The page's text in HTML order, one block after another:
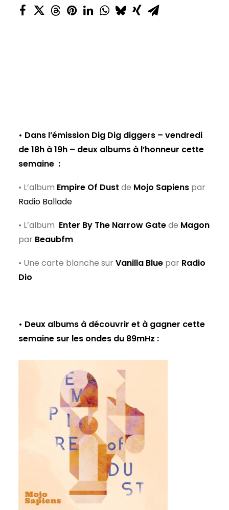
• Dans l’émission Dig Dig diggers – vendredi
de 18h à 19h – deux albums à l’honneur cette
semaine :
• L’album Empire Of Dust de Mojo Sapiens par
Radio Ballade
• L’album Enter By The Narrow Gatede Magon
par Beaubfm
• Une carte blanche sur Vanilla Blue par Radio
Dio
• Deux albums à découvrir et à gagner cette
semaine sur les ondes du 89mHz :